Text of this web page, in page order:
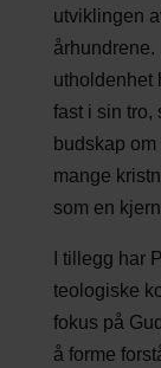
utviklingen
århundrene.
utholdenhet
fast i sin tro,
budskap
mange
som en
I tillegg har
teologiske
fokus på
å forme